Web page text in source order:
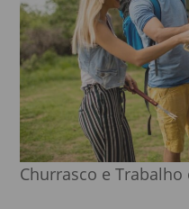
Churrasco e Trabalho